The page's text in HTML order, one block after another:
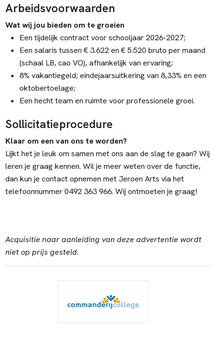
Arbeidsvoorwaarden
Wat wij jou bieden om te groeien
Een tijdelijk contract voor schooljaar 2026-2027;
Een salaris tussen € 3.622 en € 5.520 bruto per maand
(schaal LB, cao VO), afhankelijk van ervaring;
8% vakantiegeld; eindejaarsuitkering van 8,33% en een
oktobertoelage;
Een hecht team en ruimte voor professionele groei.
Sollicitatieprocedure
Klaar om een van ons te worden?
Lijkt het je leuk om samen met ons aan de slag te gaan? Wij
leren je graag kennen. Wil je meer weten over de functie,
dan kun je contact opnemen met Jeroen Arts via het
telefoonnummer 0492 363 966. Wij ontmoeten je graag!
Acquisitie naar aanleiding van deze advertentie wordt
niet op prijs gesteld.